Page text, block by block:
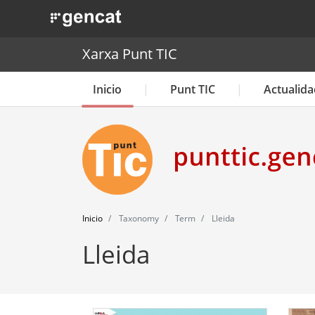
. Obre en una nova finestra.
Xarxa Punt TIC
Inicio Punt TIC
Inicio Taxonomy Term Lleida
Lleida